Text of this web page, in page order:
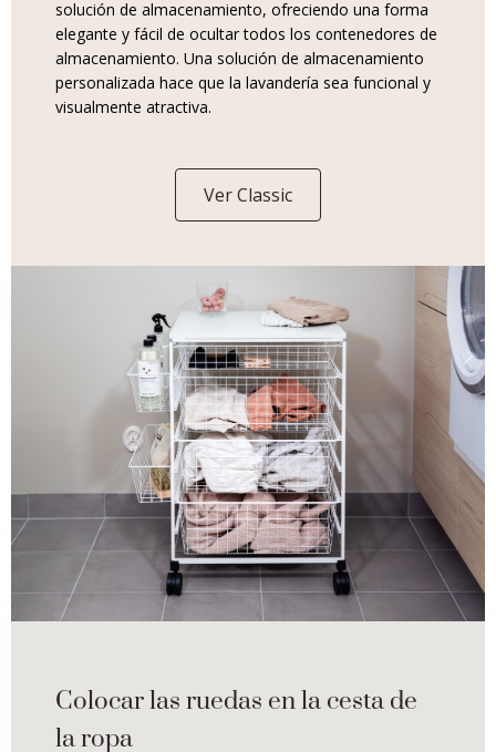
solución de almacenamiento, ofreciendo una forma
elegante y fácil de ocultar todos los contenedores de
almacenamiento. Una solución de almacenamiento
personalizada hace que la lavandería sea funcional y
visualmente atractiva.
Ver Classic
Colocar las ruedas en la cesta de
la ropa